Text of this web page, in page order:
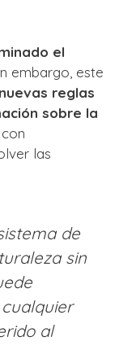
el
embargo, este
reglas
sobre la
con
las
de
sin
al